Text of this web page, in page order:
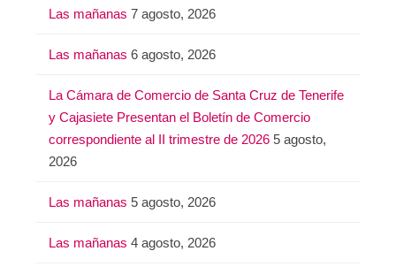
Las mañanas 7 agosto, 2026
Las mañanas 6 agosto, 2026
La Cámara de Comercio de Santa Cruz de Tenerife
y Cajasiete Presentan el Boletín de Comercio
correspondiente al II trimestre de 2026 5 agosto,
2026
Las mañanas 5 agosto, 2026
Las mañanas 4 agosto, 2026